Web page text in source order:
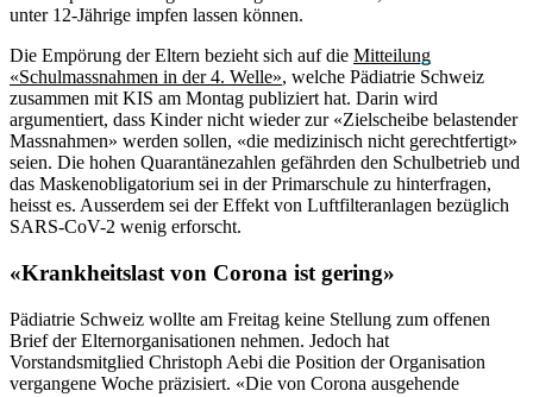
unter 12-Jährige impfen lassen können.
Die Empörung der Eltern bezieht sich auf die Mitteilung
«Schulmassnahmen in der 4. Welle», welche Pädiatrie Schweiz
zusammen mit KIS am Montag publiziert hat. Darin wird
argumentiert, dass Kinder nicht wieder zur «Zielscheibe belastender
Massnahmen» werden sollen, «die medizinisch nicht gerechtfertigt»
seien. Die hohen Quarantänezahlen gefährden den Schulbetrieb und
das Maskenobligatorium sei in der Primarschule zu hinterfragen,
heisst es. Ausserdem sei der Effekt von Luftfilteranlagen bezüglich
SARS-CoV-2 wenig erforscht.
«Krankheitslast von Corona ist gering»
Pädiatrie Schweiz wollte am Freitag keine Stellung zum offenen
Brief der Elternorganisationen nehmen. Jedoch hat
Vorstandsmitglied Christoph Aebi die Position der Organisation
vergangene Woche präzisiert. «Die von Corona ausgehende